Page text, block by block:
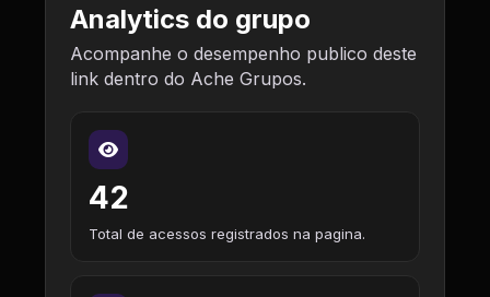
Analytics do grupo
Acompanhe o desempenho publico deste
link dentro do Ache Grupos.
42
Total de acessos registrados na pagina.